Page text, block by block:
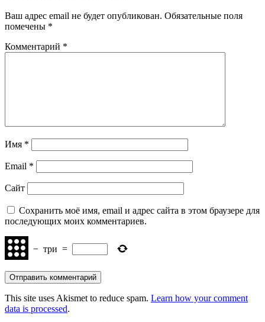
Ваш адрес email не будет опубликован. Обязательные поля
помечены *
Комментарий *
Имя *
Email *
Сайт
Сохранить моё имя, email и адрес сайта в этом браузере для
последующих моих комментариев.
− три =
This site uses Akismet to reduce spam. Learn how your comment
data is processed.